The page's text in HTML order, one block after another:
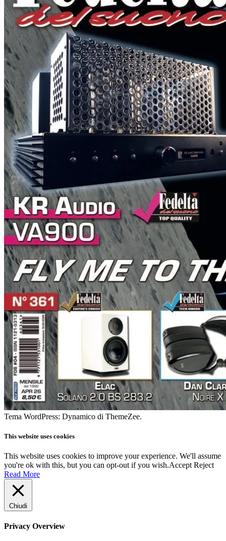
Tema WordPress: Dynamico di ThemeZee.
This website uses cookies
This website uses cookies to improve your experience. We'll assume
you're ok with this, but you can opt-out if you wish.Accept Reject
Read More
Chiudi
Privacy Overview